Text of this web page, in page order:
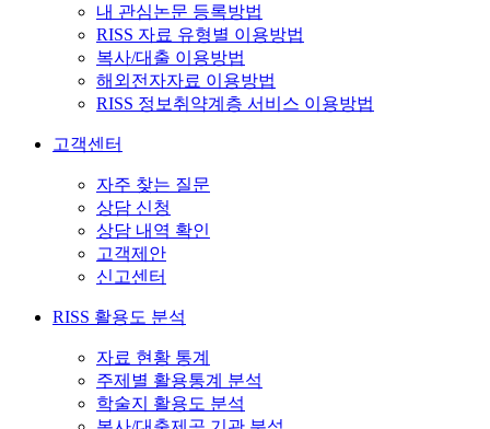
내 관심논문 등록방법
RISS 자료 유형별 이용방법
복사/대출 이용방법
해외전자자료 이용방법
RISS 정보취약계층 서비스 이용방법
고객센터
자주 찾는 질문
상담 신청
상담 내역 확인
고객제안
신고센터
RISS 활용도 분석
자료 현황 통계
주제별 활용통계 분석
학술지 활용도 분석